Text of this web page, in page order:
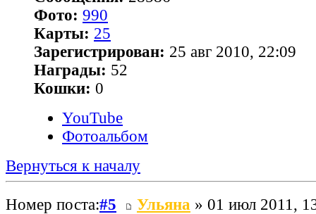
Фото: 990
Карты: 25
Зарегистрирован: 25 авг 2010, 22:09
Награды: 52
Кошки: 0
YouTube
Фотоальбом
Вернуться к началу
Номер поста:#5 Ульяна » 01 июл 2011,